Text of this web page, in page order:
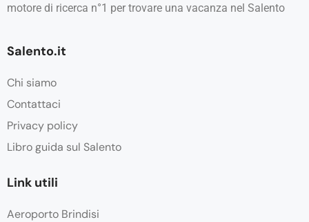
motore di ricerca n°1 per trovare una vacanza nel Salento
Salento.it
Chi siamo
Contattaci
Privacy policy
Libro guida sul Salento
Link utili
Aeroporto Brindisi